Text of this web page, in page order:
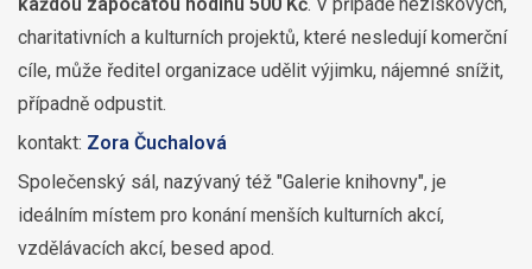
charitativních a kulturních projektů, které nesledují komerční
cíle, může ředitel organizace udělit výjimku, nájemné snížit,
případně odpustit.
kontakt: Zora Čuchalová
Společenský sál, nazývaný též "Galerie knihovny", je
ideálním místem pro konání menších kulturních akcí,
vzdělávacích akcí, besed apod.